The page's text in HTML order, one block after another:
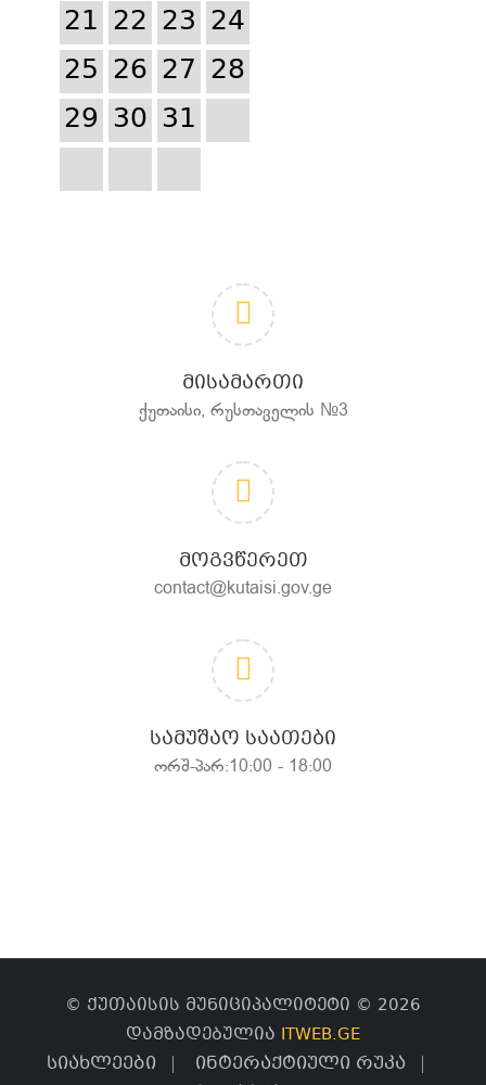
21 22 23 24
25 26 27 28
29 30 31
ᲛᲘᲡᲐᲛᲐᲠᲗᲘ
ქუთაისი, რუსთაველის №3
ᲛᲝᲒᲕᲬᲔᲠᲔᲗ
contact@kutaisi.gov.ge
ᲡᲐᲛᲣᲨᲐᲝ ᲡᲐᲐᲗᲔᲑᲘ
ორშ-პარ:10:00 - 18:00
© ქუთაისის მუნიციპალიტეტი © 2026
დამზადებულია ITWEB.GE
სიახლეები
ინტერაქტიული რუკა